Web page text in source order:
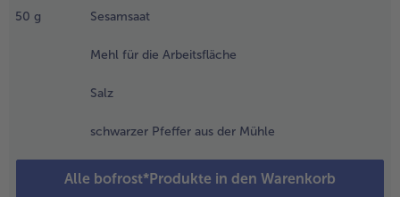
50 g Sesamsaat
Mehl für die Arbeitsfläche
Salz
schwarzer Pfeffer aus der Mühle
Alle bofrost*Produkte in den Warenkorb
Hitze
ist. Den
vom Herd